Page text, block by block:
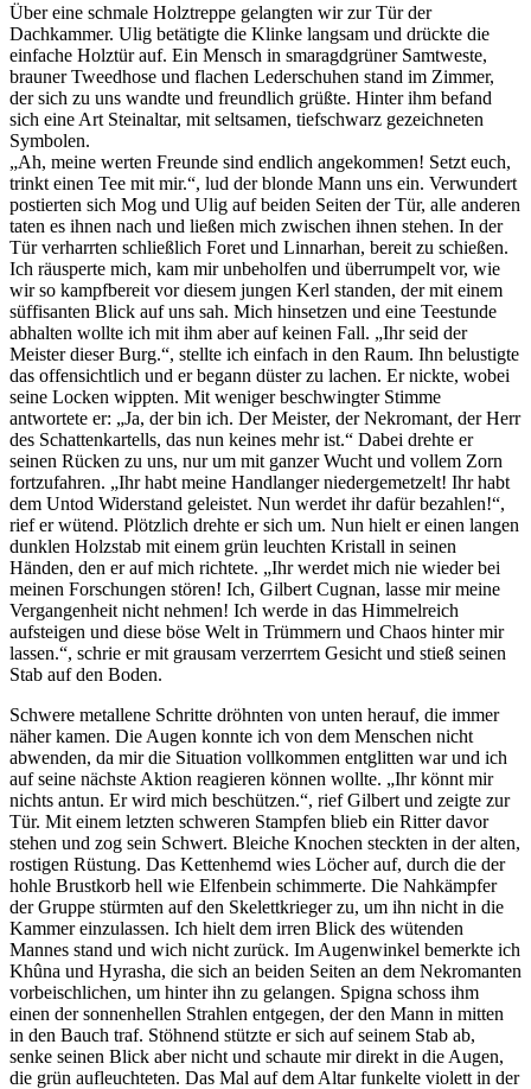
Über eine schmale Holztreppe gelangten wir zur Tür der
Dachkammer. Ulig betätigte die Klinke langsam und drückte die
einfache Holztür auf. Ein Mensch in smaragdgrüner Samtweste,
brauner Tweedhose und flachen Lederschuhen stand im Zimmer,
der sich zu uns wandte und freundlich grüßte. Hinter ihm befand
sich eine Art Steinaltar, mit seltsamen, tiefschwarz gezeichneten
Symbolen.
„Ah, meine werten Freunde sind endlich angekommen! Setzt euch,
trinkt einen Tee mit mir.“, lud der blonde Mann uns ein. Verwundert
postierten sich Mog und Ulig auf beiden Seiten der Tür, alle anderen
taten es ihnen nach und ließen mich zwischen ihnen stehen. In der
Tür verharrten schließlich Foret und Linnarhan, bereit zu schießen.
Ich räusperte mich, kam mir unbeholfen und überrumpelt vor, wie
wir so kampfbereit vor diesem jungen Kerl standen, der mit einem
süffisanten Blick auf uns sah. Mich hinsetzen und eine Teestunde
abhalten wollte ich mit ihm aber auf keinen Fall. „Ihr seid der
Meister dieser Burg.“, stellte ich einfach in den Raum. Ihn belustigte
das offensichtlich und er begann düster zu lachen. Er nickte, wobei
seine Locken wippten. Mit weniger beschwingter Stimme
antwortete er: „Ja, der bin ich. Der Meister, der Nekromant, der Herr
des Schattenkartells, das nun keines mehr ist.“ Dabei drehte er
seinen Rücken zu uns, nur um mit ganzer Wucht und vollem Zorn
fortzufahren. „Ihr habt meine Handlanger niedergemetzelt! Ihr habt
dem Untod Widerstand geleistet. Nun werdet ihr dafür bezahlen!“,
rief er wütend. Plötzlich drehte er sich um. Nun hielt er einen langen
dunklen Holzstab mit einem grün leuchten Kristall in seinen
Händen, den er auf mich richtete. „Ihr werdet mich nie wieder bei
meinen Forschungen stören! Ich, Gilbert Cugnan, lasse mir meine
Vergangenheit nicht nehmen! Ich werde in das Himmelreich
aufsteigen und diese böse Welt in Trümmern und Chaos hinter mir
lassen.“, schrie er mit grausam verzerrtem Gesicht und stieß seinen
Stab auf den Boden.
Schwere metallene Schritte dröhnten von unten herauf, die immer
näher kamen. Die Augen konnte ich von dem Menschen nicht
abwenden, da mir die Situation vollkommen entglitten war und ich
auf seine nächste Aktion reagieren können wollte. „Ihr könnt mir
nichts antun. Er wird mich beschützen.“, rief Gilbert und zeigte zur
Tür. Mit einem letzten schweren Stampfen blieb ein Ritter davor
stehen und zog sein Schwert. Bleiche Knochen steckten in der alten,
rostigen Rüstung. Das Kettenhemd wies Löcher auf, durch die der
hohle Brustkorb hell wie Elfenbein schimmerte. Die Nahkämpfer
der Gruppe stürmten auf den Skelettkrieger zu, um ihn nicht in die
Kammer einzulassen. Ich hielt dem irren Blick des wütenden
Mannes stand und wich nicht zurück. Im Augenwinkel bemerkte ich
Khûna und Hyrasha, die sich an beiden Seiten an dem Nekromanten
vorbeischlichen, um hinter ihn zu gelangen. Spigna schoss ihm
einen der sonnenhellen Strahlen entgegen, der den Mann in mitten
in den Bauch traf. Stöhnend stützte er sich auf seinem Stab ab,
senke seinen Blick aber nicht und schaute mir direkt in die Augen,
die grün aufleuchteten. Das Mal auf dem Altar funkelte violett in der